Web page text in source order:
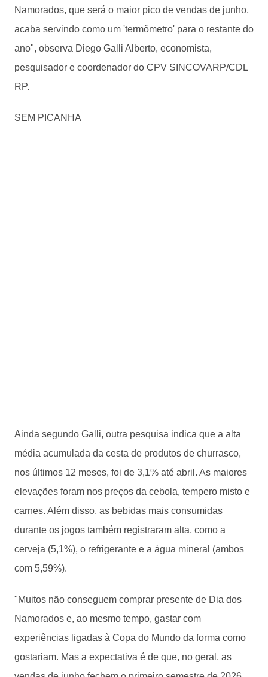
Namorados, que será o maior pico de vendas de junho,
acaba servindo como um 'termômetro' para o restante do
ano", observa Diego Galli Alberto, economista,
pesquisador e coordenador do CPV SINCOVARP/CDL
RP.
SEM PICANHA
Ainda segundo Galli, outra pesquisa indica que a alta
média acumulada da cesta de produtos de churrasco,
nos últimos 12 meses, foi de 3,1% até abril. As maiores
elevações foram nos preços da cebola, tempero misto e
carnes. Além disso, as bebidas mais consumidas
durante os jogos também registraram alta, como a
cerveja (5,1%), o refrigerante e a água mineral (ambos
com 5,59%).
"Muitos não conseguem comprar presente de Dia dos
Namorados e, ao mesmo tempo, gastar com
experiências ligadas à Copa do Mundo da forma como
gostariam. Mas a expectativa é de que, no geral, as